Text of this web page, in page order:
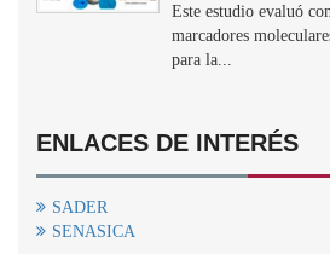
Este estudio evaluó
marcadores
para la...
ENLACES DE INTERÉS
SADER
SENASICA